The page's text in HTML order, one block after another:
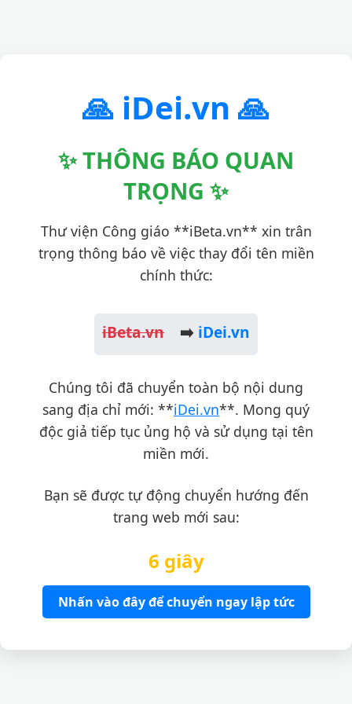
🙏 iDei.vn 🙏
✨ THÔNG BÁO QUAN
TRỌNG ✨
Thư viện Công giáo **iBeta.vn** xin trân
trọng thông báo về việc thay đổi tên miền
chính thức:
iBeta.vn ➡️ iDei.vn
Chúng tôi đã chuyển toàn bộ nội dung
sang địa chỉ mới: **iDei.vn**. Mong quý
độc giả tiếp tục ủng hộ và sử dụng tại tên
miền mới.
Bạn sẽ được tự động chuyển hướng đến
trang web mới sau:
6 giây
Nhấn vào đây để chuyển ngay lập tức